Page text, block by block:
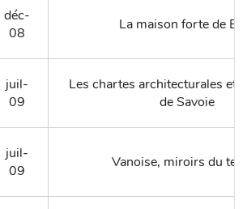
déc-
08
La maison forte de
juil-
09
Les chartes architecturales et
de Savoie
juil-
09
Vanoise, miroirs du